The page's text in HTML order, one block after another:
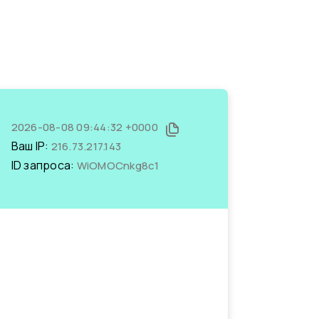
2026-08-08 09:44:32 +0000
Ваш IP: 216.73.217.143
ID запроса: WiOMOCnkg8c1